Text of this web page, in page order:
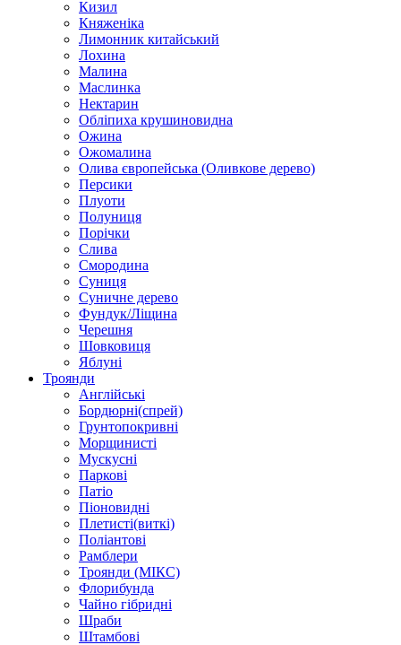
Кизил
Княженіка
Лимонник китайський
Лохина
Малина
Маслинка
Нектарин
Обліпиха крушиновидна
Ожина
Ожомалина
Олива європейська (Оливкове дерево)
Персики
Плуоти
Полуниця
Порічки
Слива
Смородина
Суниця
Суничне дерево
Фундук/Ліщина
Черешня
Шовковиця
Яблуні
Троянди
Англійські
Бордюрні(спрей)
Грунтопокривні
Морщинисті
Мускусні
Паркові
Патіо
Піоновидні
Плетисті(виткі)
Поліантові
Рамблери
Троянди (МІКС)
Флорибунда
Чайно гібридні
Шраби
Штамбові